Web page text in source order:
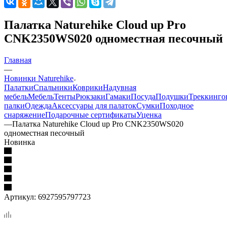
Палатка Naturehike Cloud up Pro
CNK2350WS020 одноместная песочный
Главная
—
Новинки Naturehike
ПалаткиСпальникиКоврикиНадувная
мебельМебельТентыРюкзакиГамакиПосудаПодушки
палкиОдеждаАксессуары для палатокСумкиПоходное
снаряжениеПодарочные сертификатыУценка
—Палатка Naturehike Cloud up Pro CNK2350WS020
одноместная песочный
Новинка
Артикул: 6927595797723